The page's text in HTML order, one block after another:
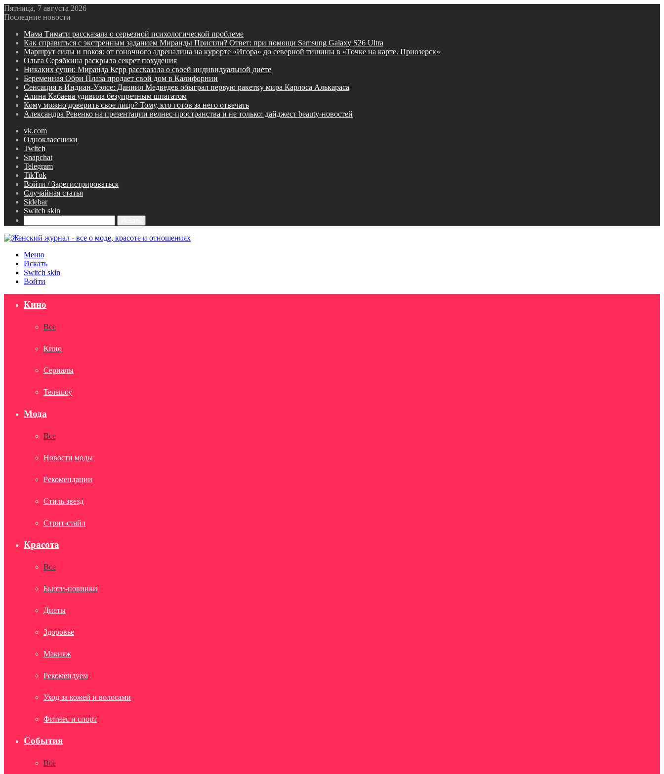
Пятница, 7 августа 2026
Последние новости
Мама Тимати рассказала о серьезной психологической проблеме
Как справиться с экстренным заданием Миранды Пристли? Ответ: при помощи Samsung Galaxy S26 Ultra
Маршрут силы и покоя: от гоночного адреналина на курорте «Игора» до северной тишины в «Точке на карте. Приозерск»
Ольга Серябкина раскрыла секрет похудения
Никаких суши: Миранда Керр рассказала о своей индивидуальной диете
Беременная Обри Плаза продает свой дом в Калифорнии
Сенсация в Индиан‑Уэлсе: Даниил Медведев обыграл первую ракетку мира Карлоса Алькараса
Алина Кабаева удивила безупречным шпагатом
Кому можно доверить свое лицо? Тому, кто готов за него отвечать
Александра Ревенко на презентации велнес-пространства и не только: дайджест beauty-новостей
vk.com
Одноклассники
Twitch
Snapchat
Telegram
TikTok
Войти / Зарегистрироваться
Случайная статья
Sidebar
Switch skin
Меню
Искать
Switch skin
Войти
Кино
Все
Кино
Сериалы
Телешоу
Мода
Все
Новости моды
Рекомендации
Стиль звезд
Стрит-стайл
Красота
Все
Бьюти-новинки
Диеты
Здоровье
Макияж
Рекомендуем
Уход за кожей и волосами
Фитнес и спорт
События
Все